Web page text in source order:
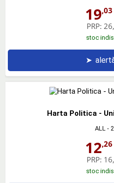
19,03
PRP:
stoc
➤
Harta Politica -
ALL -
12,26
PRP:
stoc